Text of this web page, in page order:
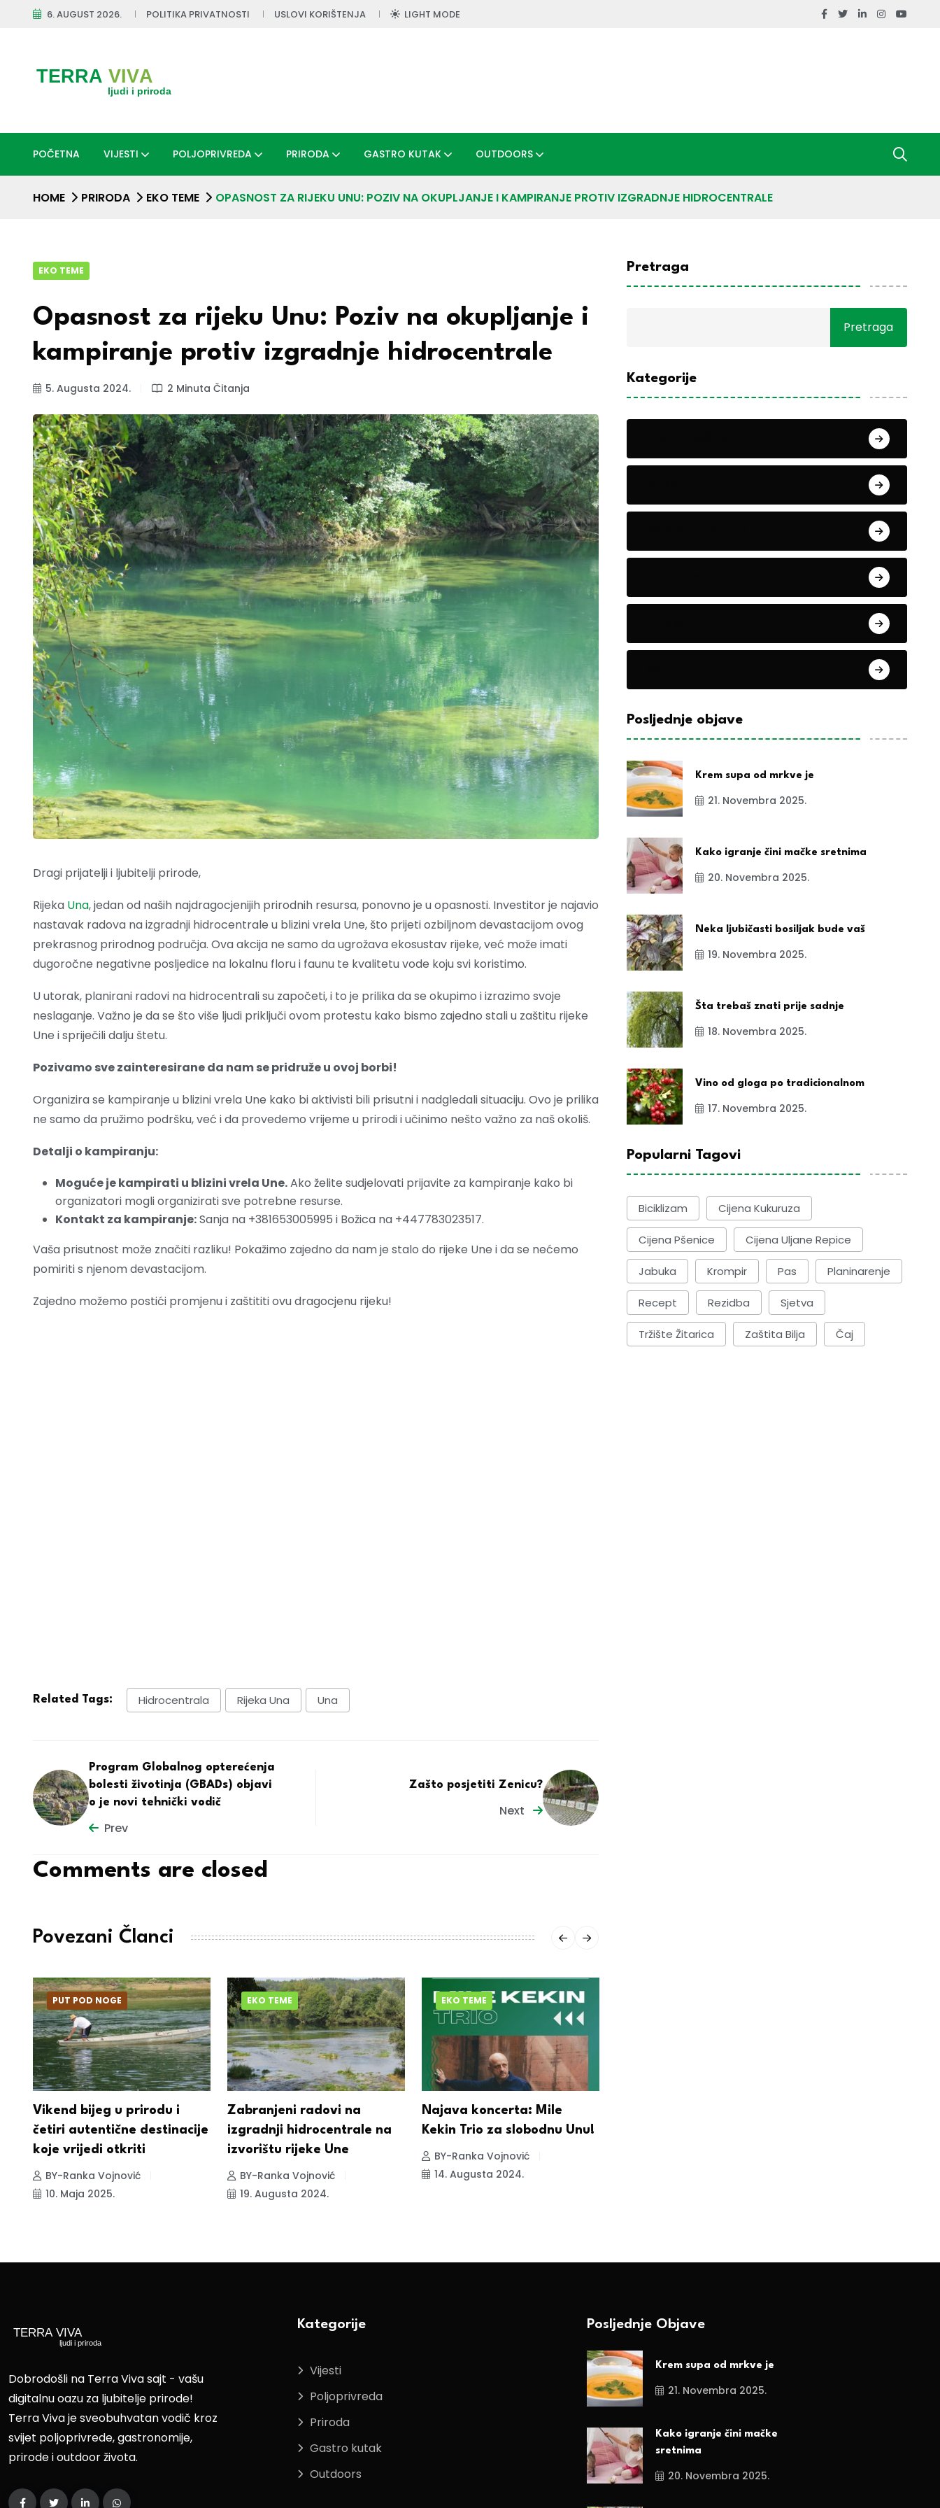
6. AUGUST 2026. POLITIKA PRIVATNOSTI USLOVI KORIŠTENJA LIGHT MODE
POČETNA VIJESTI POLJOPRIVREDA PRIRODA GASTRO KUTAK OUTDOORS
HOME PRIRODA EKO TEME OPASNOST ZA RIJEKU UNU: POZIV NA OKUPLJANJE I KAMPIRANJE PROTIV IZGRADNJE HIDROCENTRALE
EKO TEME
Opasnost za rijeku Unu: Poziv na okupljanje i
kampiranje protiv izgradnje hidrocentrale
5. Augusta 2024. 2 Minuta Čitanja
Dragi prijatelji i ljubitelji prirode,
Rijeka Una, jedan od naših najdragocjenijih prirodnih resursa, ponovno je u opasnosti. Investitor je najavio
nastavak radova na izgradnji hidrocentrale u blizini vrela Une, što prijeti ozbiljnom devastacijom ovog
prekrasnog prirodnog područja. Ova akcija ne samo da ugrožava ekosustav rijeke, već može imati
dugoročne negativne posljedice na lokalnu floru i faunu te kvalitetu vode koju svi koristimo.
U utorak, planirani radovi na hidrocentrali su započeti, i to je prilika da se okupimo i izrazimo svoje
neslaganje. Važno je da se što više ljudi priključi ovom protestu kako bismo zajedno stali u zaštitu rijeke
Une i spriječili dalju štetu.
Pozivamo sve zainteresirane da nam se pridruže u ovoj borbi!
Organizira se kampiranje u blizini vrela Une kako bi aktivisti bili prisutni i nadgledali situaciju. Ovo je prilika
ne samo da pružimo podršku, već i da provedemo vrijeme u prirodi i učinimo nešto važno za naš okoliš.
Detalji o kampiranju:
Moguće je kampirati u blizini vrela Une.Ako želite sudjelovati prijavite za kampiranje kako bi
organizatori mogli organizirati sve potrebne resurse.
Kontakt za kampiranje:Sanja na +381653005995 i Božica na +447783023517.
Vaša prisutnost može značiti razliku! Pokažimo zajedno da nam je stalo do rijeke Une i da se nećemo
pomiriti s njenom devastacijom.
Zajedno možemo postići promjenu i zaštititi ovu dragocjenu rijeku!
Related Tags: Hidrocentrala Rijeka Una Una
Program Globalnog opterećenja
bolesti životinja (GBADs) objavi
o je novi tehnički vodič
Prev
Zašto posjetiti Zenicu?
Next
Comments are closed
Povezani Članci
PUT POD NOGE
Vikend bijeg u prirodu i
četiri autentične destinacije
koje vrijedi otkriti
BY-Ranka Vojnović
10. Maja 2025.
EKO TEME
Zabranjeni radovi na
izgradnji hidrocentrale na
izvorištu rijeke Une
BY-Ranka Vojnović
19. Augusta 2024.
EKO TEME
Najava koncerta: Mile
Kekin Trio za slobodnu Unu!
BY-Ranka Vojnović
14. Augusta 2024.
Pretraga
Pretraga
Kategorije
Posljednje objave
Krem supa od mrkve je
21. Novembra 2025.
Kako igranje čini mačke sretnima
20. Novembra 2025.
Neka ljubičasti bosiljak bude vaš
19. Novembra 2025.
Šta trebaš znati prije sadnje
18. Novembra 2025.
Vino od gloga po tradicionalnom
17. Novembra 2025.
Popularni Tagovi
Biciklizam Cijena Kukuruza
Cijena Pšenice Cijena Uljane Repice
Jabuka Krompir Pas Planinarenje
Recept Rezidba Sjetva
Tržište Žitarica Zaštita Bilja Čaj
Dobrodošli na Terra Viva sajt - vašu
digitalnu oazu za ljubitelje prirode!
Terra Viva je sveobuhvatan vodič kroz
svijet poljoprivrede, gastronomije,
prirode i outdoor života.
Kategorije
Vijesti
Poljoprivreda
Priroda
Gastro kutak
Outdoors
Posljednje Objave
Krem supa od mrkve je
21. Novembra 2025.
Kako igranje čini mačke
sretnima
20. Novembra 2025.